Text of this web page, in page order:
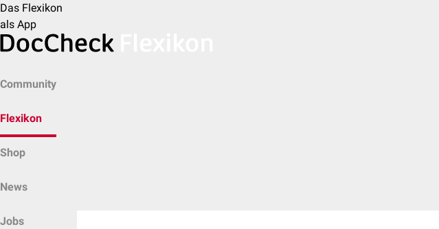
Das Flexikon
als App
Community
Flexikon
Shop
News
Jobs